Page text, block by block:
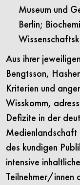
Museum und
Berlin;
Aus ihrer
Bengtsson,
Kriterien und
Wisskomm,
Defizite in der
Medienlandschaft
des kundigen
intensive
Teilnehmer/innen